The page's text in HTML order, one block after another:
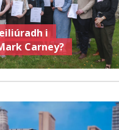
i
Carney?